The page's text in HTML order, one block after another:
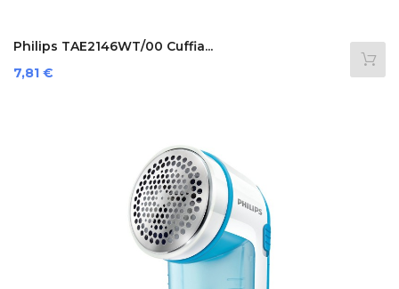
Philips TAE2146WT/00 Cuffia...
Prezzo
7,81 €